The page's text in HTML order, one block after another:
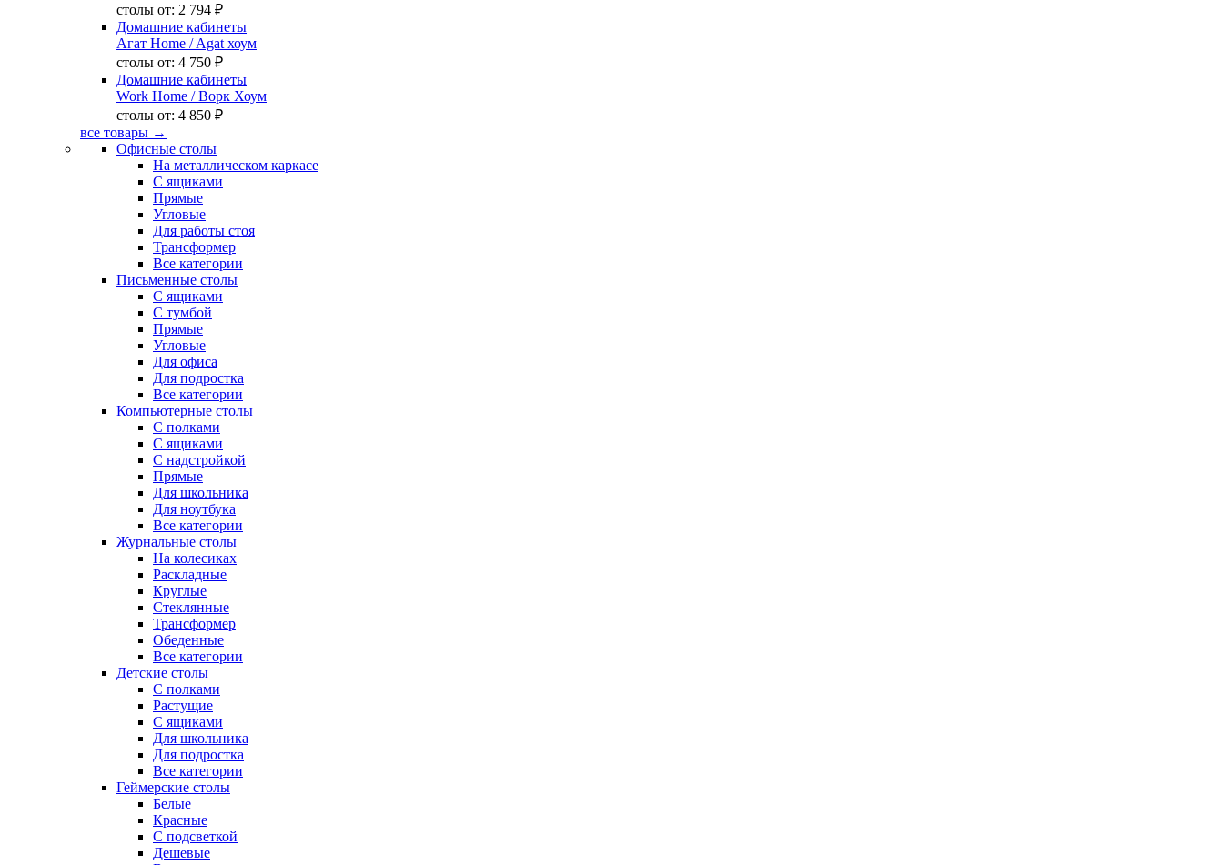
столы от: 2 794 ₽
Домашние кабинеты
Агат Home / Agat хоум
столы от: 4 750 ₽
Домашние кабинеты
Work Home / Ворк Хоум
столы от: 4 850 ₽
все товары →
Офисные столы
На металлическом каркасе
С ящиками
Прямые
Угловые
Для работы стоя
Трансформер
Все категории
Письменные столы
С ящиками
С тумбой
Прямые
Угловые
Для офиса
Для подростка
Все категории
Компьютерные столы
С полками
С ящиками
С надстройкой
Прямые
Для школьника
Для ноутбука
Все категории
Журнальные столы
На колесиках
Раскладные
Круглые
Стеклянные
Трансформер
Обеденные
Все категории
Детские столы
С полками
Растущие
С ящиками
Для школьника
Для подростка
Все категории
Геймерские столы
Белые
Красные
С подсветкой
Дешевые